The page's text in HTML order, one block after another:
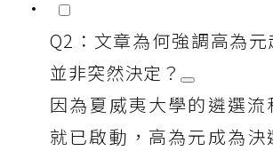
Q2：文章為何強調高為
並非突然決定？
因為夏威夷大學的遴選流
就已啟動，高為元成為決